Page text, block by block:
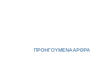
ΠΡΟΗΓΟΥΜΕΝΑ ΑΡΘΡΑ